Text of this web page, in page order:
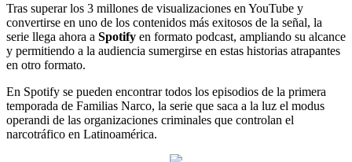
Tras superar los 3 millones de visualizaciones en YouTube y
convertirse en uno de los contenidos más exitosos de la señal, la
serie llega ahora a Spotify en formato podcast, ampliando su alcance
y permitiendo a la audiencia sumergirse en estas historias atrapantes
en otro formato.
En Spotify se pueden encontrar todos los episodios de la primera
temporada de Familias Narco, la serie que saca a la luz el modus
operandi de las organizaciones criminales que controlan el
narcotráfico en Latinoamérica.